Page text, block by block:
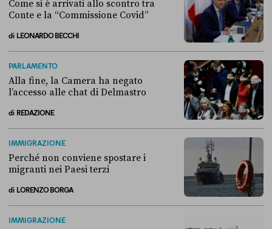
Come si è arrivati allo scontro tra
Conte e la “Commissione Covid”
di LEONARDO BECCHI
PARLAMENTO
Alla fine, la Camera ha negato
l’accesso alle chat di Delmastro
di REDAZIONE
IMMIGRAZIONE
Perché non conviene spostare i
migranti nei Paesi terzi
di LORENZO BORGA
IMMIGRAZIONE